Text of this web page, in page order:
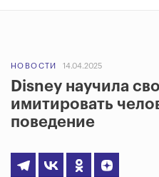
НОВОСТИ 14.04.2025
Disney научила
имитировать
поведение